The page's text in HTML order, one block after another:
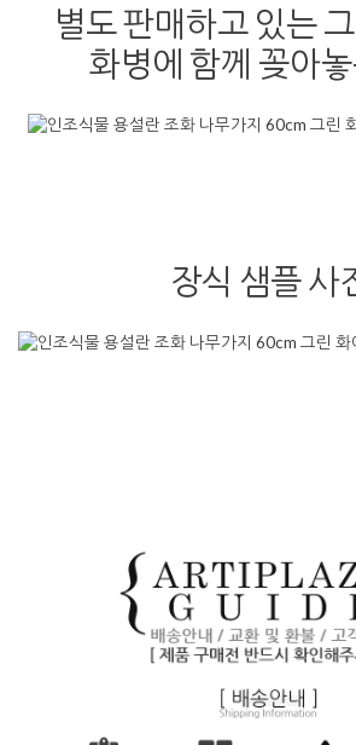
별도 판매하고 있는
화병에 함께 꽂아
장식 샘플 사